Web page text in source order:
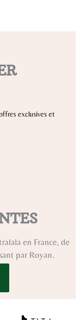
exclusives et
en France, de
par Royan.